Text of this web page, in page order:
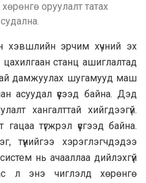
оруулалт татах
хэвшлийн эрчим хүчний эх
цахилгаан станц ашиглалтад
дамжуулах шугамууд маш
асуудал үүсээд байна. Дэд
хангалттай хийгдээгүй.
түгжрэл үүсгээд байна.
түүнийгээ хэрэглэгчдэдээ
нь ачааллаа дийлэхгүй
л энэ чиглэлд хөрөнгө